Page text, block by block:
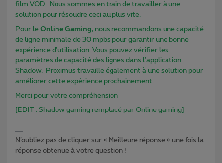
film VOD. Nous sommes en train de travailler à une
solution pour résoudre ceci au plus vite.
Pour le Online Gaming, nous recommandons une capacité
de ligne minimale de 30 mpbs pour garantir une bonne
expérience d'utilisation. Vous pouvez vérifier les
paramètres de capacité des lignes dans l'application
Shadow. Proximus travaille également à une solution pour
améliorer cette expérience prochainement.
Merci pour votre compréhension
[EDIT : Shadow gaming remplacé par Online gaming]
N’oubliez pas de cliquer sur « Meilleure réponse » une fois la
réponse obtenue à votre question !